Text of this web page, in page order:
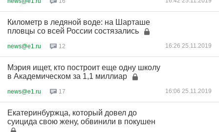
Километр в ледяной воде: на Шарташе
пловцы со всей России состязались
news@e1.ru 12 16:26 25.11.2019
Мэрия ищет, кто построит еще одну школу
в Академическом за 1,1 миллиар
news@e1.ru 17 16:06 25.11.2019
Екатеринбуржца, который довел до
суицида свою жену, обвинили в покушен